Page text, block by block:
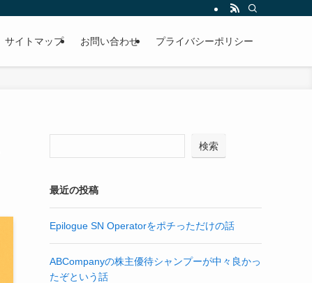
サイトマップ お問い合わせ プライバシーポリシー
検索
最近の投稿
Epilogue SN Operatorをポチっただけの話
ABCompanyの株主優待シャンプーが中々良かっ
たぞという話